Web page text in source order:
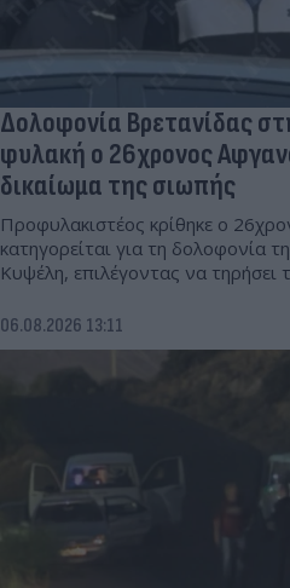
Δολοφονία Βρετανίδας
φυλακή ο 26χρονος
δικαίωμα της σιωπής
Προφυλακιστέος κρίθηκε ο
κατηγορείται για τη δολοφονία
Κυψέλη, επιλέγοντας να τηρήσει
06.08.2026 13:11